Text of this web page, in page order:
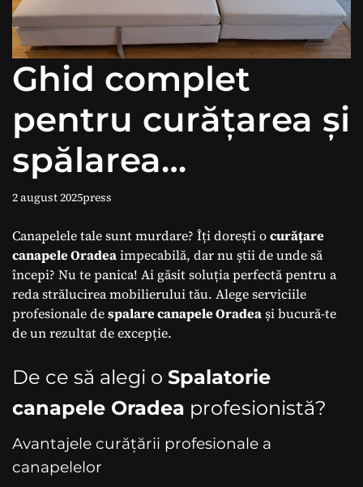
Ghid complet
pentru curățarea și
spălarea
canapelelor în
Oradea
2 august 2025press
Canapelele tale sunt murdare? Îți dorești ocurățare
canapele Oradeaimpecabilă, dar nu știi de unde să
începi? Nu te panica! Ai găsit soluția perfectă pentru a
reda strălucirea mobilierului tău. Alege serviciile
profesionale despalare canapele Oradeași bucură-te
de un rezultat de excepție.
De ce să alegi o Spalatorie
canapele Oradea profesionistă?
Avantajele curățării profesionale a
canapelelor